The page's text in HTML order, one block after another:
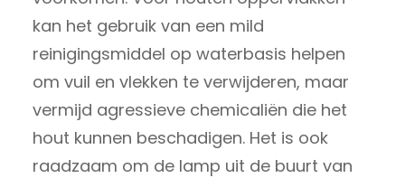
kan het gebruik van een mild
reinigingsmiddel op waterbasis helpen
om vuil en vlekken te verwijderen, maar
vermijd agressieve chemicaliën die het
hout kunnen beschadigen. Het is ook
raadzaam om de lamp uit de buurt van